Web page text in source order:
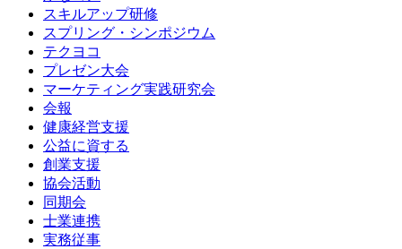
スキルアップ研修
スプリング・シンポジウム
テクヨコ
プレゼン大会
マーケティング実践研究会
会報
健康経営支援
公益に資する
創業支援
協会活動
同期会
士業連携
実務従事